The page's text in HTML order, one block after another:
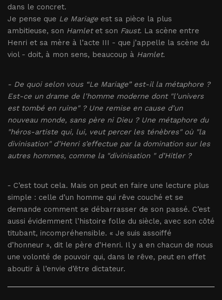
dans le concret.
Je pense que Le Mariage est sa pièce la plus
ambitieuse, son Hamletet son Faust. La scène entre
Henri et sa mère à l’acte III - que j’appelle la scène du
viol - doit, à mon sens, beaucoup à Hamlet.
- De quoi selon vous “Le Mariage” est-il la métaphore ?
Est-ce un drame de l’homme moderne dont "l’univers
est tombé en ruine" ? Une remise en cause d’un
nouveau monde, sans père ni Dieu ? Une métaphore du
"héros-artiste qui, lui, veut percer les ténèbres" où "la
divinisation" d’Henri s’effectue par la domination sur les
autres hommes, comme la "divinisation " d’Hitler ?
- C’est tout cela. Mais on peut en faire une lecture plus
simple : celle d’un homme qui rêve couché et se
demande comment se débarrasser de son passé. C’est
aussi évidemment l’histoire folle du siècle, avec son côté
titubant, incompréhensible. « Je suis assoiffé
d’honneur », dit le père d’Henri. Il y a en chacun de nous
une volonté de pouvoir qui, dans le rêve, peut en effet
aboutir à l’envie d’être dictateur.